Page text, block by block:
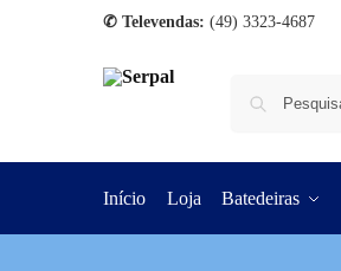
✆ Televendas: (49) 3323-4687
Início Loja Batedeiras